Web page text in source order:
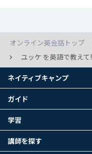
オンライン英会話トップ
ユッケ を英語で教えて!
ネイティブキャンプ
ガイド
学習
講師を探す